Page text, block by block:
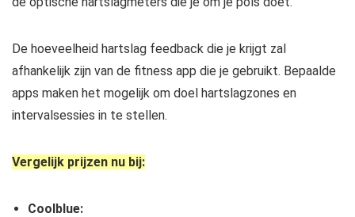
De hoeveelheid hartslag feedback die je krijgt zal
afhankelijk zijn van de fitness app die je gebruikt. Bepaalde
apps maken het mogelijk om doel hartslagzones en
intervalsessies in te stellen.
Vergelijk prijzen nu bij:
Coolblue: